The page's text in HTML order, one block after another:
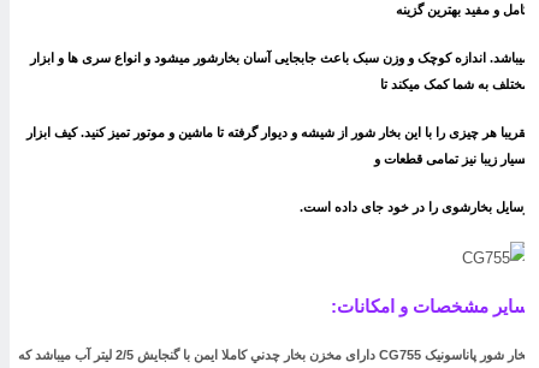
و مفید بهترین گزینه
اندازه کوچک و وزن سبک باعث جابجایی آسان بخارشور میشود و انواع سری ها و ابزار
به شما کمک میکند تا
هر چیزی را با این بخار شور از شیشه و دیوار گرفته تا ماشین و موتور تمیز کنید. کیف ابزار
زیبا نیز تمامی قطعات و
بخارشوی را در خود جای داده است.
مشخصات و امکانات:
بخار شور پاناسونيک CG755 دارای مخزن بخار چدني کاملا ايمن با گنجايش 2/5 ليتر آب میباشد که